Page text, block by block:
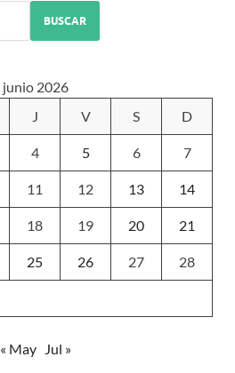
BUSCAR
junio 2026
J V S D
4 5 6 7
11 12 13 14
18 19 20 21
25 26 27 28
« May Jul »